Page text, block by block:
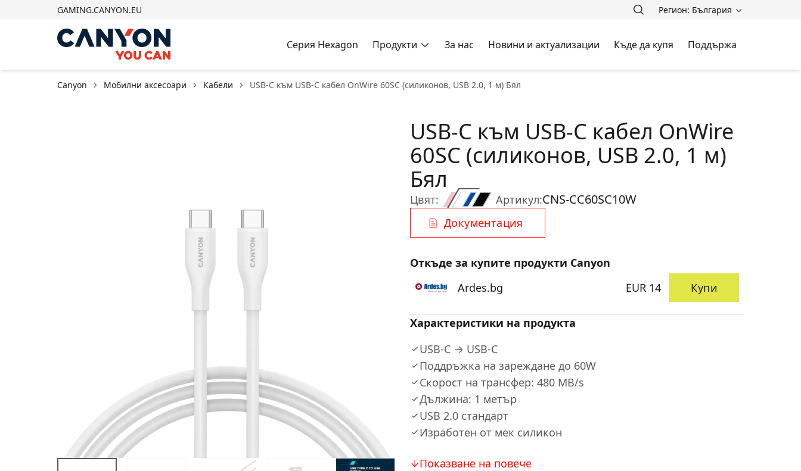
GAMING.CANYON.EU Регион: България
Серия Hexagon Продукти За нас Новини и актуализации Къде да купя Поддържа
Canyon Мобилни аксесоари Кабели USB-C към USB-C кабел OnWire 60SC (силиконов, USB 2.0, 1 м) Бял
Цвят:
USB-C към USB-C кабел OnWire
60SC (силиконов, USB 2.0, 1 м)
Бял
Артикул:CNS-CC60SC10W
Документация
Характеристики на продукта
USB-C → USB-C
Поддръжка на зареждане до 60W
Скорост на трансфер: 480 MB/s
Дължина: 1 метър
USB 2.0 стандарт
Изработен от мек силикон
Показване на повече
Откъде за купите продукти Canyon
Ardes.bg
EUR 14 Купи